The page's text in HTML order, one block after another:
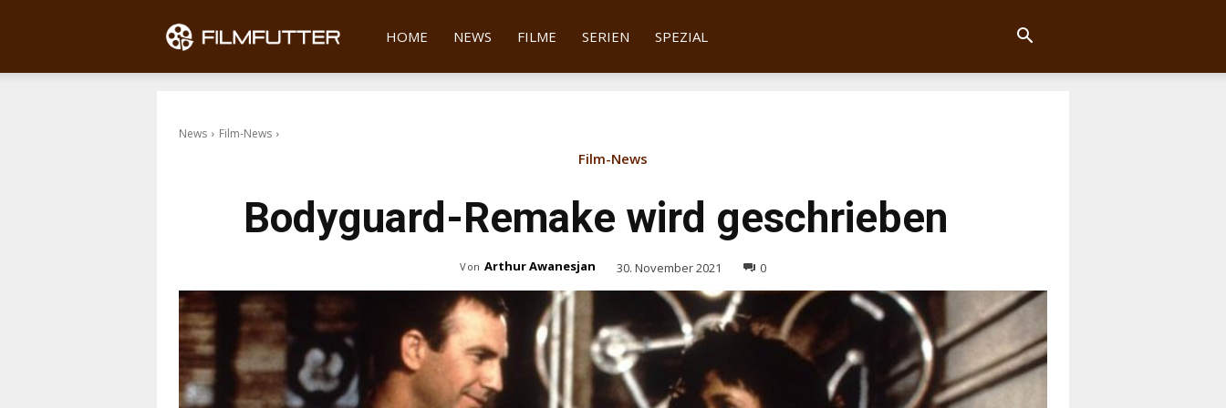
Filmfutter
HOME NEWS FILME SERIEN SPEZIAL
News Film-News
Film-News
Bodyguard-Remake wird geschrieben
Von Arthur Awanesjan 30. November 2021 0